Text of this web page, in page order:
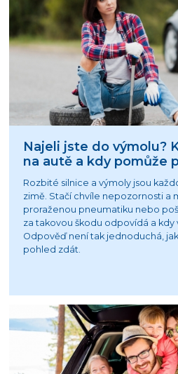
Najeli jste do výmolu?
na autě a kdy pomůže
Rozbité silnice a výmoly jsou
zimě. Stačí chvíle nepozornosti a
proraženou pneumatiku nebo
za takovou škodu odpovídá a
Odpověď není tak jednoduchá,
pohled zdát.